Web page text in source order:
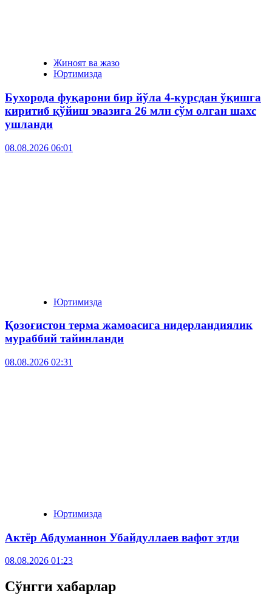
Жиноят ва жазо
Юртимизда
Бухорода фуқарони бир йўла 4-курсдан ўқишга
киритиб қўйиш эвазига 26 млн сўм олган шахс
ушланди
08.08.2026 06:01
Юртимизда
Қозоғистон терма жамоасига нидерландиялик
мураббий тайинланди
08.08.2026 02:31
Юртимизда
Актёр Абду­маннон Убайдуллаев вафот этди
08.08.2026 01:23
Сўнгги хабарлар